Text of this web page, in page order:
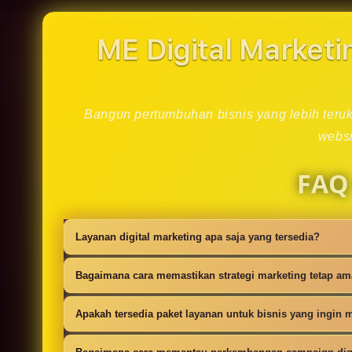
in
modal
ME Digital
Bangun pertumbuhan bisnis yang lebih
Layanan digital marketing apa saja yang tersedia?
Kami menyediakan strategi SEO, iklan
campaign.
Bagaimana cara memastikan strategi marketing tetap
Setiap campaign disusun dengan riset
Apakah tersedia paket layanan untuk bisnis yang ingin
Ya, tersedia paket dasar sampai lanjutan